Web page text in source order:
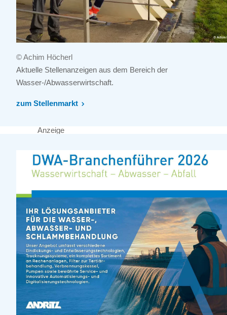
© Achim Höcherl
Aktuelle Stellenanzeigen aus dem Bereich der
Wasser-/Abwasserwirtschaft.
zum Stellenmarkt
Anzeige